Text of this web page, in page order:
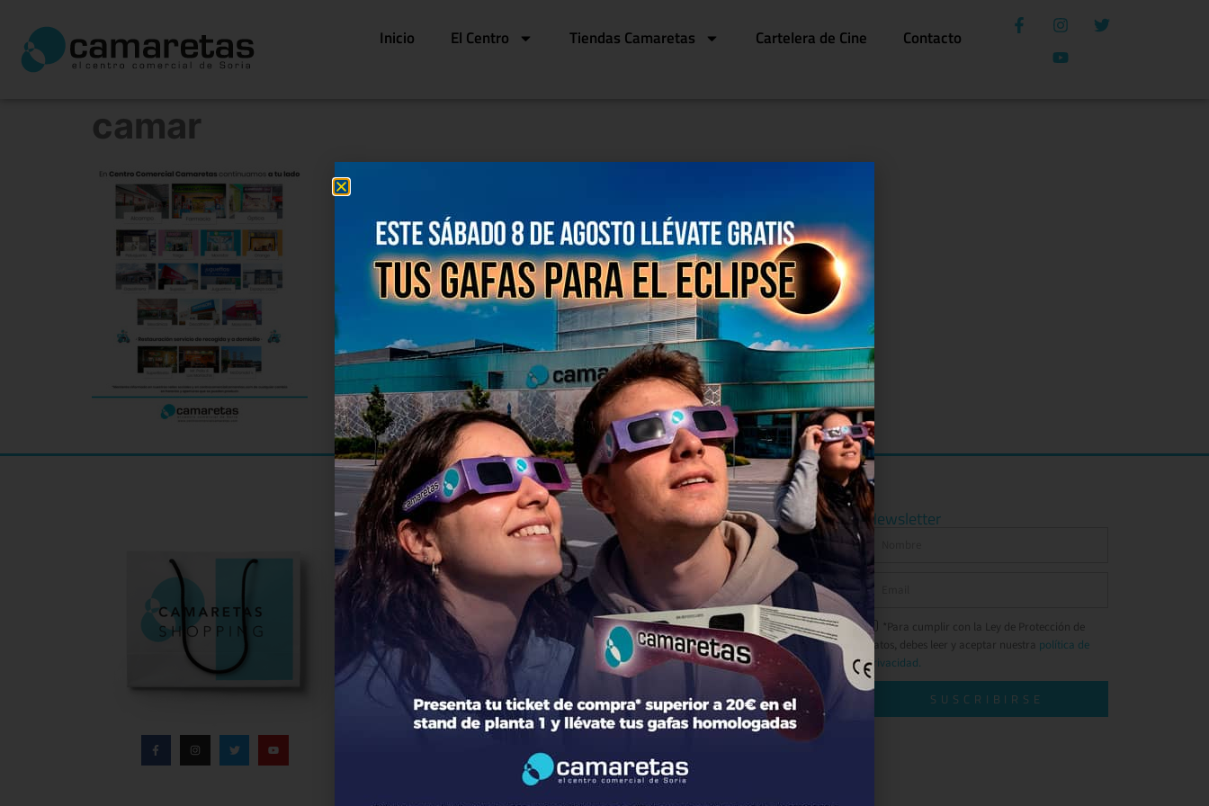
Inicio El Centro Tiendas Camaretas Cartelera de Cine Contacto
camar
Información del centro
Información general
Directorio de tiendas y Planos
Contacto
Política de Privacidad
Aviso Legal
Política de Cookies
Bases legales Concursos y Promociones
Tiendas
Hogar y Alimentación
Regalos y Complementos
Ocio y Restauración
Servicios
Newsletter
*Para cumplir con la Ley de Protección de
Datos, debes leer y aceptar nuestra política de
privacidad.
SUSCRIBIRSE